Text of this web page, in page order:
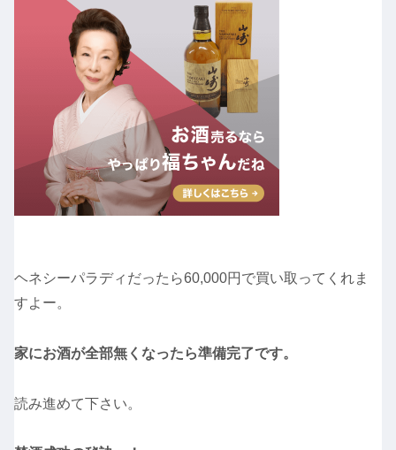
ヘネシーパラディだったら60,000円で買い取ってくれま
すよー。
家にお酒が全部無くなったら準備完了です。
読み進めて下さい。